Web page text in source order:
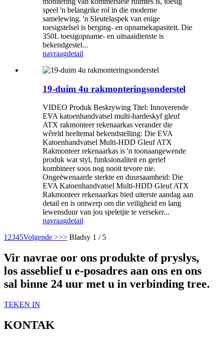
speel 'n belangrike rol in die moderne
samelewing. 'n Sleutelaspek van enige
toesigstelsel is berging- en opnamekapasiteit. Die
350L toesigopname- en uitsaaidienste is
bekendgestel...
navraagdetail
19-duim 4u rakmonteringsonderstel
VIDEO Produk Beskrywing Titel: Innoverende
EVA katoenhandvatsel multi-hardeskyf gleuf
ATX rakmonteer rekenaarkas verander die
wêreld heeltemal bekendstelling: Die EVA
Katoenhandvatsel Multi-HDD Gleuf ATX
Rakmonteer rekenaarkas is 'n toonaangewende
produk wat styl, funksionaliteit en gerief
kombineer soos nog nooit tevore nie.
Ongeëwenaarde sterkte en duursaamheid: Die
EVA Katoenhandvatsel Multi-HDD Gleuf ATX
Rakmonteer rekenaarkas bied uiterste aandag aan
detail en is ontwerp om die veiligheid en lang
lewensduur van jou speletjie te verseker...
navraagdetail
1 2345Volgende >>> Bladsy 1 / 5
Vir navrae oor ons produkte of pryslys,
los asseblief u e-posadres aan ons en ons
sal binne 24 uur met u in verbinding tree.
TEKEN IN
KONTAK